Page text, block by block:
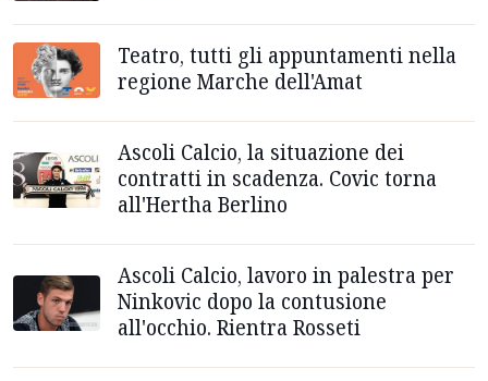
Teatro, tutti gli appuntamenti nella
regione Marche dell'Amat
Ascoli Calcio, la situazione dei
contratti in scadenza. Covic torna
all'Hertha Berlino
Ascoli Calcio, lavoro in palestra per
Ninkovic dopo la contusione
all'occhio. Rientra Rosseti